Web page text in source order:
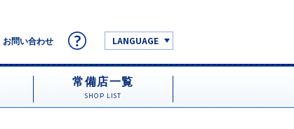
お問い合わせ LANGUAGE
常備店一覧
SHOP LIST